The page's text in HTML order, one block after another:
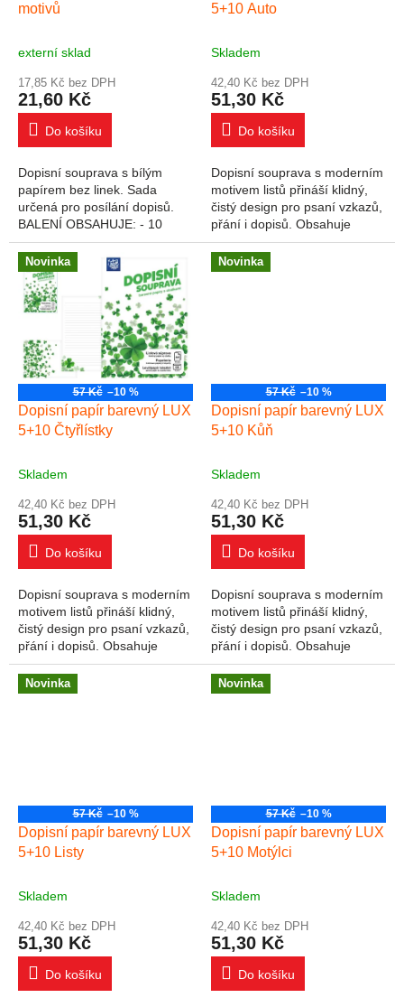
motivů
externí sklad
17,85 Kč bez DPH
21,60 Kč
Do košíku
Dopisní souprava s bílým
papírem bez linek. Sada
určená pro posílání dopisů.
BALENÍ OBSAHUJE: - 10
čistých dopisních papírů - 10
bílých poštovních obálek
5+10 Auto
Skladem
42,40 Kč bez DPH
51,30 Kč
Do košíku
Dopisní souprava s moderním
motivem listů přináší klidný,
čistý design pro psaní vzkazů,
přání i dopisů. Obsahuje
linkované listy a ladící obálky v
přírodních odstínech....
Novinka
57 Kč –10 %
Dopisní papír barevný LUX
5+10 Čtyřlístky
Skladem
42,40 Kč bez DPH
51,30 Kč
Do košíku
Dopisní souprava s moderním
motivem listů přináší klidný,
čistý design pro psaní vzkazů,
přání i dopisů. Obsahuje
linkované listy a ladící obálky v
přírodních odstínech....
Novinka
57 Kč –10 %
Dopisní papír barevný LUX
5+10 Kůň
Skladem
42,40 Kč bez DPH
51,30 Kč
Do košíku
Dopisní souprava s moderním
motivem listů přináší klidný,
čistý design pro psaní vzkazů,
přání i dopisů. Obsahuje
linkované listy a ladící obálky v
přírodních odstínech....
Novinka
57 Kč –10 %
Dopisní papír barevný LUX
5+10 Listy
Skladem
42,40 Kč bez DPH
51,30 Kč
Do košíku
Novinka
57 Kč –10 %
Dopisní papír barevný LUX
5+10 Motýlci
Skladem
42,40 Kč bez DPH
51,30 Kč
Do košíku